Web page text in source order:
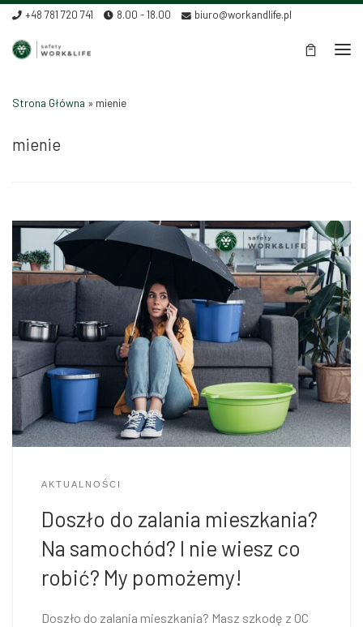
Skip to content
+48 781 720 741 8.00 - 18.00 biuro@workandlife.pl
Strona Główna » mienie
mienie
AKTUALNOŚCI
Doszło do zalania mieszkania?
Na samochód? I nie wiesz co
robić? My pomożemy!
Doszło do zalania mieszkania? Masz szkodę z OC